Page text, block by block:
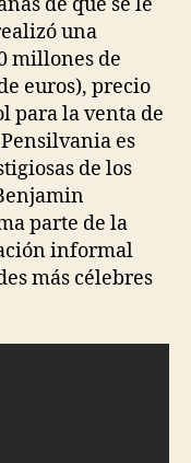
una
millones de
euros), precio
para la venta de
es
de los
parte de la
informal
más célebres